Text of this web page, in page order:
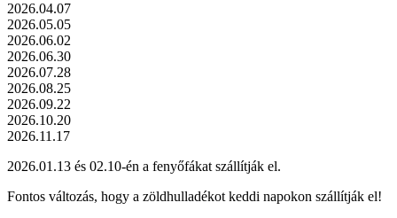
2026.04.07
2026.05.05
2026.06.02
2026.06.30
2026.07.28
2026.08.25
2026.09.22
2026.10.20
2026.11.17
2026.01.13 és 02.10-én a fenyőfákat szállítják el.
Fontos változás, hogy a zöldhulladékot keddi napokon szállítják el!